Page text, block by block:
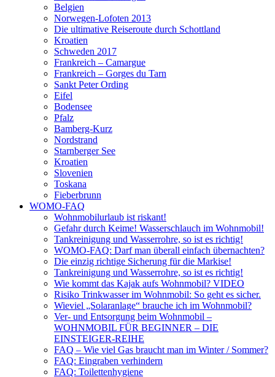
Belgien
Norwegen-Lofoten 2013
Die ultimative Reiseroute durch Schottland
Kroatien
Schweden 2017
Frankreich – Camargue
Frankreich – Gorges du Tarn
Sankt Peter Ording
Eifel
Bodensee
Pfalz
Bamberg-Kurz
Nordstrand
Starnberger See
Kroatien
Slovenien
Toskana
Fieberbrunn
WOMO-FAQ
Wohnmobilurlaub ist riskant!
Gefahr durch Keime! Wasserschlauch im Wohnmobil!
Tankreinigung und Wasserrohre, so ist es richtig!
WOMO-FAQ: Darf man überall einfach übernachten?
Die einzig richtige Sicherung für die Markise!
Tankreinigung und Wasserrohre, so ist es richtig!
Wie kommt das Kajak aufs Wohnmobil? VIDEO
Risiko Trinkwasser im Wohnmobil: So geht es sicher.
Wieviel „Solaranlage“ brauche ich im Wohnmobil?
Ver- und Entsorgung beim Wohnmobil –
WOHNMOBIL FÜR BEGINNER – DIE
EINSTEIGER-REIHE
FAQ – Wie viel Gas braucht man im Winter / Sommer?
FAQ: Eingraben verhindern
FAQ: Toilettenhygiene